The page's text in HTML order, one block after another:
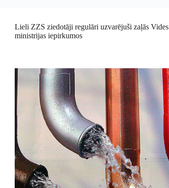
Lieli ZZS ziedotāji regulāri uzvarējuši zaļās Vides
ministrijas iepirkumos